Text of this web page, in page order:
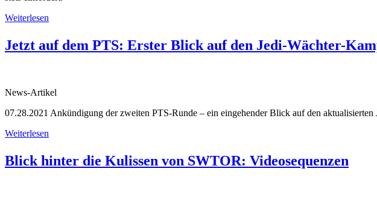
Weiterlesen
Jetzt auf dem PTS: Erster Blick auf den Jedi-Wächter-
News-Artikel
07.28.2021 Ankündigung der zweiten PTS-Runde – ein eingehender Blick auf den
Weiterlesen
Blick hinter die Kulissen von SWTOR: Videosequenzen